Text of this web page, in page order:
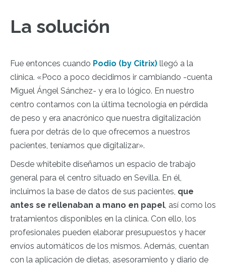
La solución
Fue entonces cuando Podio (by Citrix) llegó a la
clínica. «Poco a poco decidimos ir cambiando -cuenta
Miguel Ángel Sánchez- y era lo lógico. En nuestro
centro contamos con la última tecnología en pérdida
de peso y era anacrónico que nuestra digitalización
fuera por detrás de lo que ofrecemos a nuestros
pacientes, teníamos que digitalizar».
Desde whitebite diseñamos un espacio de trabajo
general para el centro situado en Sevilla. En él,
incluimos la base de datos de sus pacientes, que
antes se rellenaban a mano en papel, así como los
tratamientos disponibles en la clínica. Con ello, los
profesionales pueden elaborar presupuestos y hacer
envíos automáticos de los mismos. Además, cuentan
con la aplicación de dietas, asesoramiento y diario de